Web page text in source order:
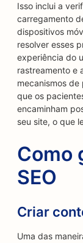
Isso inclui a
carregamento
dispositivos
resolver esses
experiência do
rastreamento e
mecanismos
que os
encaminham
seu site, o que
Como
SEO
Criar
Uma das